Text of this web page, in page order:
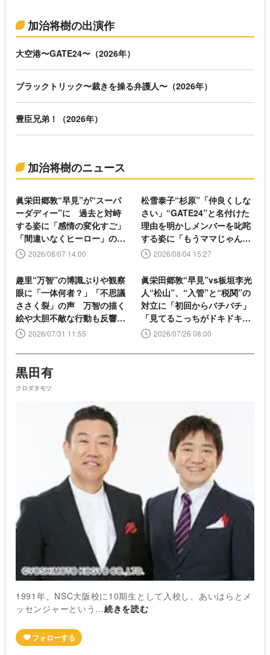
加治将樹の出演作
大空港〜GATE24〜（2026年）
ブラックトリック〜裁きを操る弁護人〜（2026年）
豊臣兄弟！（2026年）
加治将樹のニュース
眞栄田郷敦“早見”が“スーパ
ーダディー”に 過去と対峙
する姿に「感情の変化すご」
「間違いなくヒーロー」の声
＜大空港＞
2026/08/07 14:00
松雪泰子“杉原”「仲良くしな
さい」“GATE24”と名付けた
理由を明かしメンバーを叱咤
する姿に「もうママじゃん」
の声＜大空港＞
2026/08/04 15:27
趣里“万智”の博識ぶりや観察
眼に「一体何者？」「不思議
ささく裂」の声 万智の描く
絵や大胆不敵な行動も反響＜
大空港＞
2026/07/31 11:55
眞栄田郷敦“早見”vs板垣李光
人“松山”、“入管”と“税関”の
対立に「初回からバチバチ」
「見てるこっちがドキドキ」
の声＜大空港＞
2026/07/26 08:00
黒田有
クロダタモツ
1991年、NSC大阪校に10期生として入校し、あいはらとメ
ッセンジャーという…続きを読む